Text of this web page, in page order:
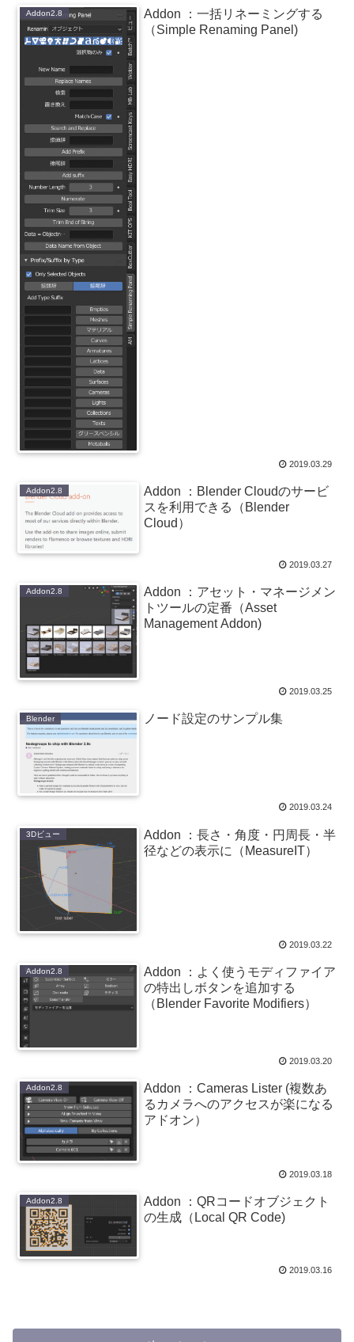
Addon2.8
Addon ：一括リネーミングする
（Simple Renaming Panel)
2019.03.29
Addon2.8
Addon ：Blender Cloudのサービ
スを利用できる（Blender
Cloud）
2019.03.27
Addon2.8
Addon ：アセット・マネージメン
トツールの定番（Asset
Management Addon)
2019.03.25
Blender ノード設定のサンプル集
2019.03.24
3Dビュー
Addon ：長さ・角度・円周長・半
径などの表示に（MeasureIT）
2019.03.22
Addon2.8
Addon ：よく使うモディファイア
の特出しボタンを追加する
（Blender Favorite Modifiers）
2019.03.20
Addon2.8
Addon ：Cameras Lister (複数あ
るカメラへのアクセスが楽になる
アドオン）
2019.03.18
Addon2.8
Addon ：QRコードオブジェクト
の生成（Local QR Code)
2019.03.16